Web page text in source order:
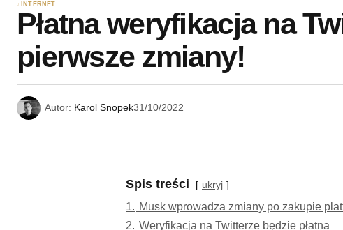
INTERNET
Płatna weryfikacja na
pierwsze zmiany!
Autor: Karol Snopek31/10/2022
Spis treści ukryj
1. Musk wprowadza zmiany po zakupie
2. Weryfikacja na Twitterze będzie płatna